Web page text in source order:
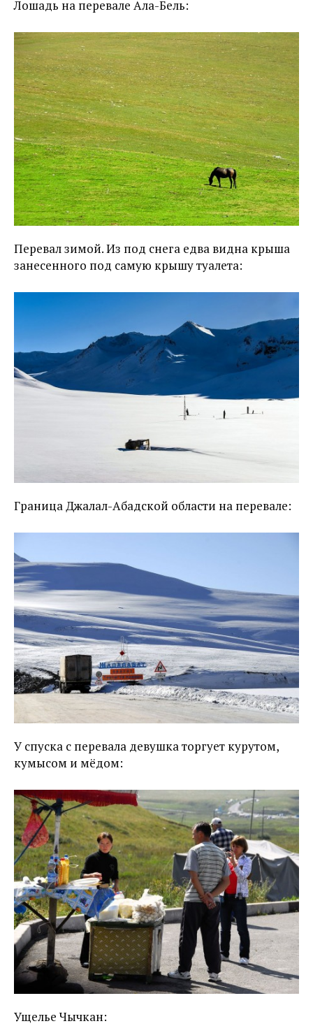
Лошадь на перевале Ала-Бель:
Перевал зимой. Из под снега едва видна крыша
занесенного под самую крышу туалета:
Граница Джалал-Абадской области на перевале:
У спуска с перевала девушка торгует курутом,
кумысом и мёдом:
Ущелье Чычкан: